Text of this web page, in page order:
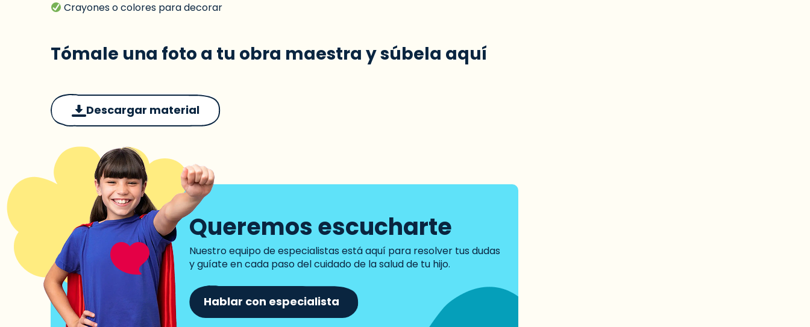
Crayones o colores para decorar
Tómale una foto a tu obra maestra y súbela aquí
Descargar material
Queremos escucharte
Nuestro equipo de especialistas está aquí para resolver tus dudas
y guíate en cada paso del cuidado de la salud de tu hijo.
Hablar con especialista